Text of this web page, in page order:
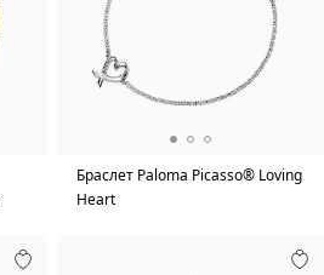
Браслет Paloma Picasso® Loving
Heart